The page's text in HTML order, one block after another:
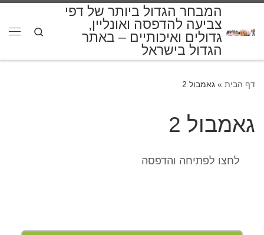
המבחר הגדול ביותר של דפי
צביעה להדפסה ואונליין,
גדולים ואיכותיים – באתר
הגדול בישראל
Search
דף הבית » גאמבול 2
גאמבול 2
לחצו לפתיחה והדפסה